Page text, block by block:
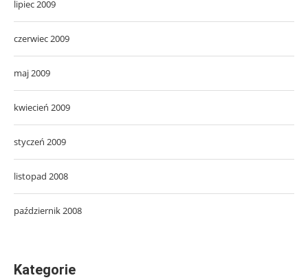
lipiec 2009
czerwiec 2009
maj 2009
kwiecień 2009
styczeń 2009
listopad 2008
październik 2008
Kategorie